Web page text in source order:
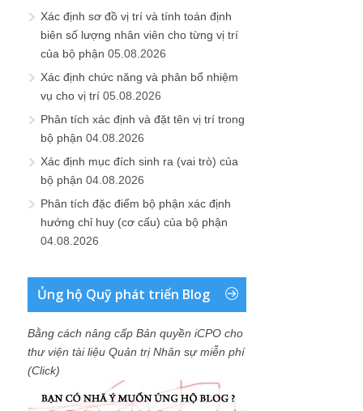
Xác định sơ đồ vị trí và tính toán định
biên số lượng nhân viên cho từng vị trí
của bộ phận 05.08.2026
Xác định chức năng và phân bổ nhiệm
vụ cho vị trí 05.08.2026
Phân tích xác định và đặt tên vị trí trong
bộ phận 04.08.2026
Xác định mục đích sinh ra (vai trò) của
bộ phận 04.08.2026
Phân tích đặc điểm bộ phận xác định
hướng chỉ huy (cơ cấu) của bộ phận
04.08.2026
Ủng hộ Quỹ phát triển Blog
Bằng cách nâng cấp Bản quyền iCPO cho
thư viện tài liệu Quản trị Nhân sự miễn phí
(Click)